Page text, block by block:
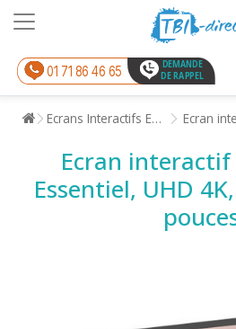
01 71 86 46 65
DEMANDE
DE RAPPEL
Ecrans Interactifs Enseignement
Ecran interactif
Essentiel, UHD